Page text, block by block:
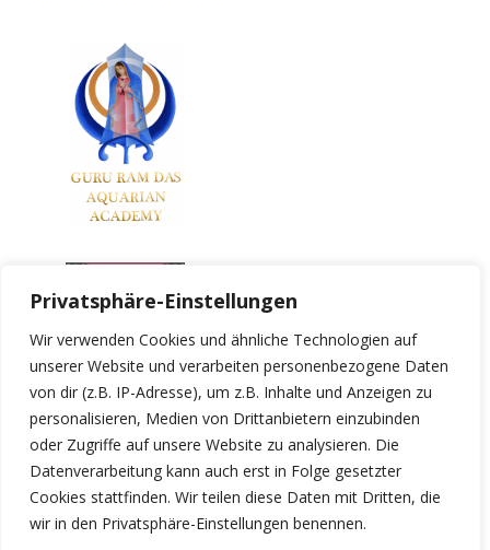
Privatsphäre-Einstellungen
Wir verwenden Cookies und ähnliche Technologien auf
unserer Website und verarbeiten personenbezogene Daten
von dir (z.B. IP-Adresse), um z.B. Inhalte und Anzeigen zu
personalisieren, Medien von Drittanbietern einzubinden
oder Zugriffe auf unsere Website zu analysieren. Die
Datenverarbeitung kann auch erst in Folge gesetzter
Cookies stattfinden. Wir teilen diese Daten mit Dritten, die
wir in den Privatsphäre-Einstellungen benennen.